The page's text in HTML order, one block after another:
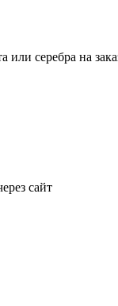
серебра на
сайт